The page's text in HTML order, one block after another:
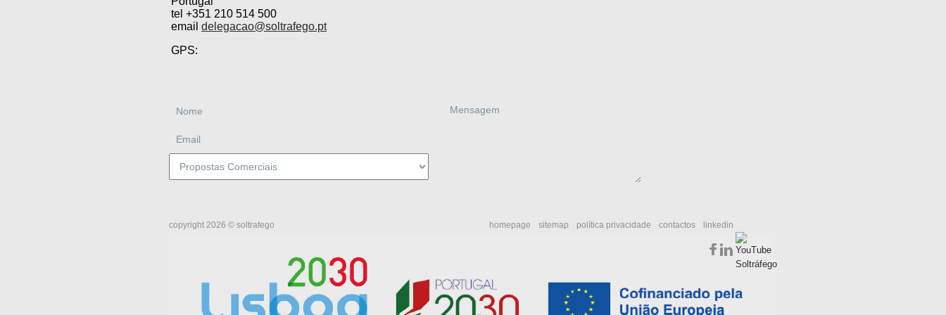
tel +351 210 514 500
email delegacao@soltrafego.pt
GPS:
copyright 2026 © soltrafego homepage sitemap política privacidade contactos linkedin